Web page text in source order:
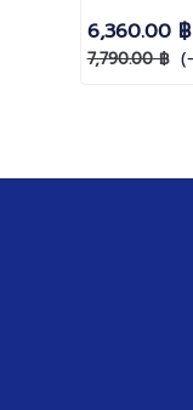
สีดำ
ใบพัดลม 1
6,360.00 ฿
7,790.00 ฿